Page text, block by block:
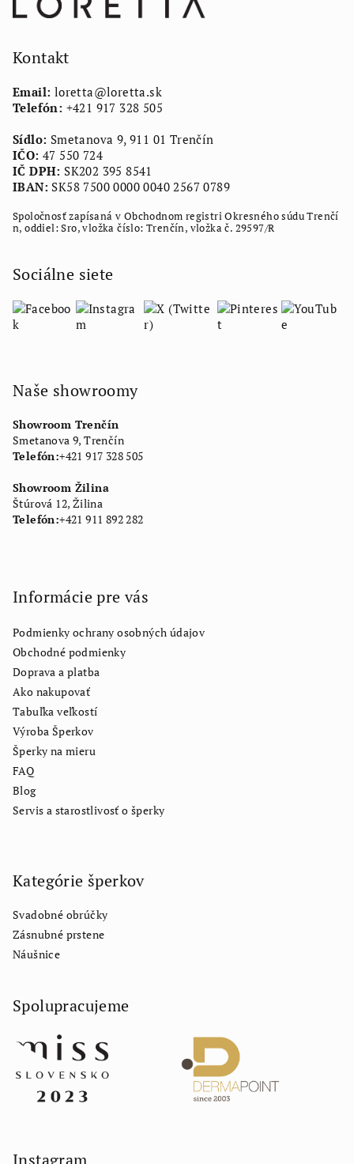
Kontakt
Email: loretta@loretta.sk
Telefón: +421 917 328 505
Sídlo: Smetanova 9, 911 01 Trenčín
IČO: 47 550 724
IČ DPH: SK202 395 8541
IBAN: SK58 7500 0000 0040 2567 0789
Spoločnosť zapísaná v Obchodnom registri Okresného súdu Trenčí
n, oddiel: Sro, vložka číslo: Trenčín, vložka č. 29597/R
Sociálne siete
Naše showroomy
Showroom Trenčín
Smetanova 9, Trenčín
Telefón:+421 917 328 505
Showroom Žilina
Štúrová 12, Žilina
Telefón:+421 911 892 282
Informácie pre vás
Podmienky ochrany osobných údajov
Obchodné podmienky
Doprava a platba
Ako nakupovať
Tabuľka veľkostí
Výroba Šperkov
Šperky na mieru
FAQ
Blog
Servis a starostlivosť o šperky
Kategórie šperkov
Svadobné obrúčky
Zásnubné prstene
Náušnice
Spolupracujeme